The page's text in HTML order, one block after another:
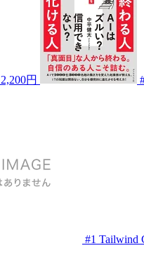
2,200円
#1 Tailwind